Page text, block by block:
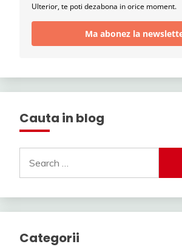
Ulterior, te poti dezabona in orice moment.
Ma abonez la
Cauta in blog
for:
Categorii